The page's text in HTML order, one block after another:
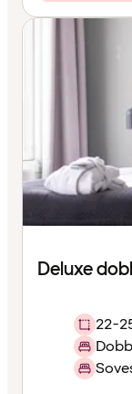
Deluxe
22-